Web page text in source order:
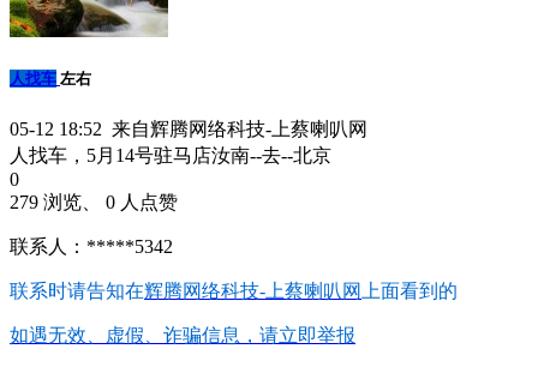
人找车 左右
05-12 18:52 来自辉腾网络科技-上蔡喇叭网
人找车，5月14号驻马店汝南--去--北京
0
279 浏览、 0 人点赞
联系人：*****5342
联系时请告知在辉腾网络科技-上蔡喇叭网 上面看到的
如遇无效、虚假、诈骗信息，请立即举报